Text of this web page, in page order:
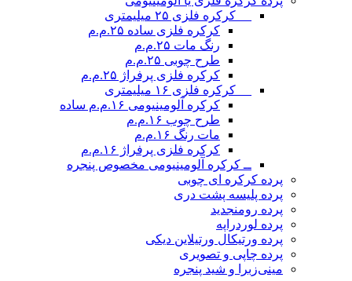
__ کرکره فلزی ۲۵ میلیمتری
کرکره فلزی ساده ۲۵.م.م
رنگ مات ۲۵.م.م
طرح چوبی ۲۵.م.م
کرکره فلزی پرفراژ ۲۵.م.م
__ کرکره فلزی ۱۶ میلیمتری
کرکره آلومینیومی ۱۶.م.م ساده
طرح چوب ۱۶.م.م
مات رنگ ۱۶.م.م
کرکره فلزی پرفراژ ۱۶.م.م
ــ کرکره آلومینیومی مخصوص پنجره
پرده کرکره ای چوبی
پرده پلیسه پشت دری
پرده رومنجدید
پرده لوردراپه
پرده ورتیکال ورتیلاین دیکی
پرده چاپی و تصویری
مینی‌زبرا و شید پنجره